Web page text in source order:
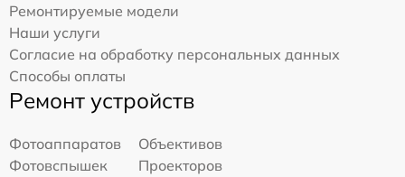
Ремонтируемые модели
Наши услуги
Согласие на обработку персональных данных
Способы оплаты
Ремонт устройств
Фотоаппаратов
Объективов
Фотовспышек
Проекторов